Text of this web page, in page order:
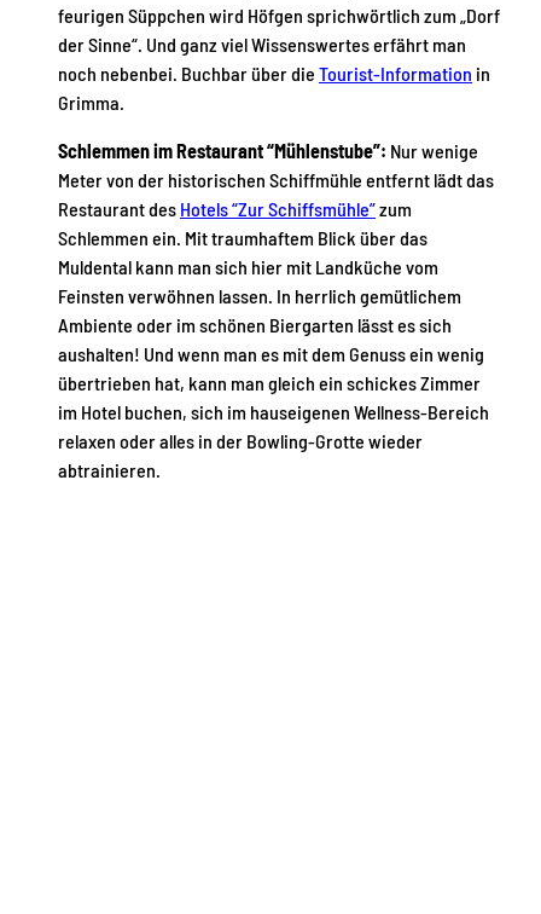
feurigen Süppchen wird Höfgen sprichwörtlich zum „Dorf
der Sinne“. Und ganz viel Wissenswertes erfährt man
noch nebenbei. Buchbar über die Tourist-Information in
Grimma.
Schlemmen im Restaurant “Mühlenstube”: Nur wenige
Meter von der historischen Schiffmühle entfernt lädt das
Restaurant des Hotels “Zur Schiffsmühle”zum
Schlemmen ein. Mit traumhaftem Blick über das
Muldental kann man sich hier mit Landküche vom
Feinsten verwöhnen lassen. In herrlich gemütlichem
Ambiente oder im schönen Biergarten lässt es sich
aushalten! Und wenn man es mit dem Genuss ein wenig
übertrieben hat, kann man gleich ein schickes Zimmer
im Hotel buchen, sich im hauseigenen Wellness-Bereich
relaxen oder alles in der Bowling-Grotte wieder
abtrainieren.